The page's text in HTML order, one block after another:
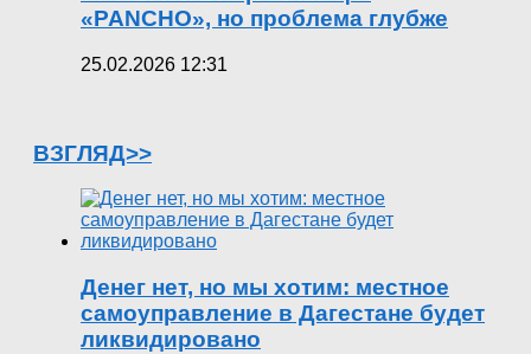
«PANCHO», но проблема глубже
25.02.2026 12:31
ВЗГЛЯД>>
Денег нет, но мы хотим: местное
самоуправление в Дагестане будет
ликвидировано